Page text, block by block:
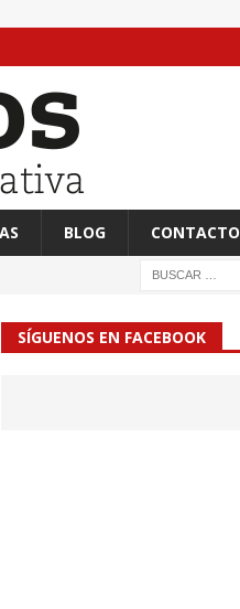
BLOG CONTACTO
SÍGUENOS EN FACEBOOK